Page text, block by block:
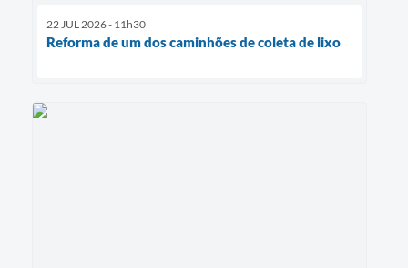
22 JUL 2026 - 11h30
Reforma de um dos caminhões de coleta de lixo